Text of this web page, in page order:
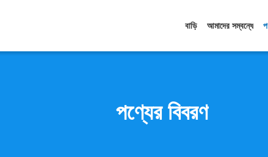
বাড়ি আমাদের সম্বন্ধে
পণ্যের বিবরণ